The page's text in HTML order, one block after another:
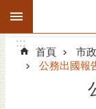
跳到主要內容區塊
搜
階
搜
:::
:::
首頁 市
公務出國報